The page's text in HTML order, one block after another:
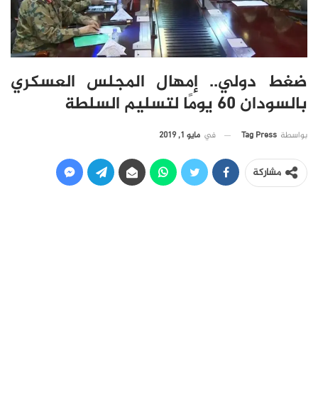
ضغط دولي.. إمهال المجلس العسكري
بالسودان 60 يومًا لتسليم السلطة
بواسطة Tag Press في مايو 1, 2019
مشاركة